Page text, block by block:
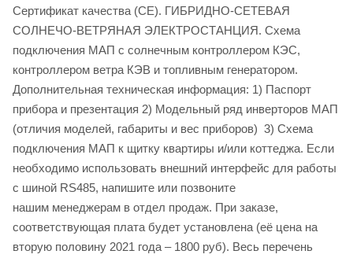
Сертификат качества (СЕ). ГИБРИДНО-СЕТЕВАЯ
СОЛНЕЧО-ВЕТРЯНАЯ ЭЛЕКТРОСТАНЦИЯ. Схема
подключения МАП с солнечным контроллером КЭС,
контроллером ветра КЭВ и топливным генератором.
Дополнительная техническая информация: 1) Паспорт
прибора и презентация 2) Модельный ряд инверторов МАП
(отличия моделей, габариты и вес приборов) 3) Схема
подключения МАП к щитку квартиры и/или коттеджа. Если
необходимо использовать внешний интерфейс для работы
с шиной RS485, напишите или позвоните
нашим менеджерам в отдел продаж. При заказе,
соответствующая плата будет установлена (её цена на
вторую половину 2021 года – 1800 руб). Весь перечень